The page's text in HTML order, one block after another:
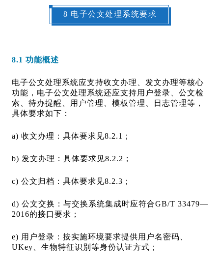
8 电子公文处理系统要求
8.1 功能概述
电子公文处理系统应支持收文办理、发文办理等核心
功能，电子公文处理系统还应支持用户登录、公文检
索、待办提醒、用户管理、模板管理、日志管理等，
具体要求如下：
a) 收文办理：具体要求见8.2.1；
b) 发文办理：具体要求见8.2.2；
c) 公文归档：具体要求见8.2.3；
d) 公文交换：与交换系统集成时应符合GB/T 33479—
2016的接口要求；
e) 用户登录：按实施环境要求提供用户名密码、
UKey、生物特征识別等身份认证方式；